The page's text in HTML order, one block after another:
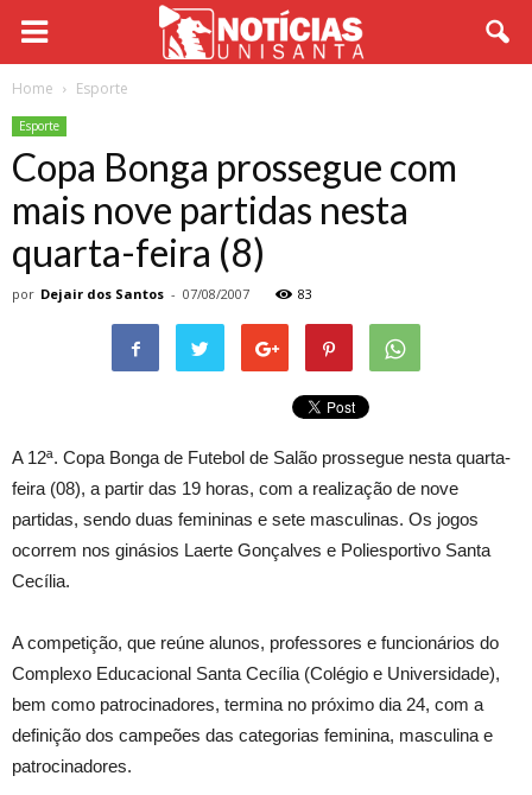
Home Esporte
Esporte
Copa Bonga prossegue com
mais nove partidas nesta
quarta-feira (8)
por Dejair dos Santos - 07/08/2007 83
A 12ª. Copa Bonga de Futebol de Salão prossegue nesta quarta-
feira (08), a partir das 19 horas, com a realização de nove
partidas, sendo duas femininas e sete masculinas. Os jogos
ocorrem nos ginásios Laerte Gonçalves e Poliesportivo Santa
Cecília.
A competição, que reúne alunos, professores e funcionários do
Complexo Educacional Santa Cecília (Colégio e Universidade),
bem como patrocinadores, termina no próximo dia 24, com a
definição dos campeões das categorias feminina, masculina e
patrocinadores.